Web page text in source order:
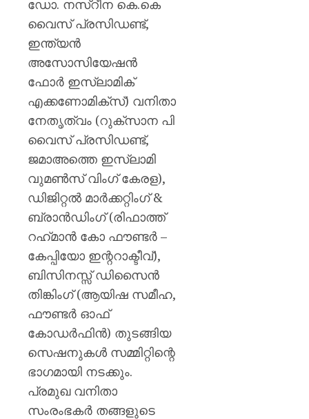
ഡോ. നസ്‌റീന കെ.കെ
വൈസ് പ്രസിഡണ്ട്‌,
ഇന്ത്യന്‍
അസോസിയേഷന്‍
ഫോര്‍ ഇസ്‌ലാമിക്
എക്കണോമിക്‌സ്‌) വനിതാ
നേതൃത്വം (റുക്‌സാന പി
വൈസ് പ്രസിഡണ്ട്,
ജമാഅത്തെ ഇസ്‌ലാമി
വുമണ്‍സ് വിംഗ് കേരള),
ഡിജിറ്റൽ മാർക്കറ്റിംഗ് &
ബ്രാൻഡിംഗ് (രിഫാത്ത്
റഹ്‌മാന്‍ കോ ഫൗണ്ടര്‍ –
കേപ്പിയോ ഇന്ററാക്ടീവ്‌),
ബിസിനസ്സ് ഡിസൈൻ
തിങ്കിംഗ് (ആയിഷ സമീഹ,
ഫൗണ്ടര്‍ ഓഫ്
കോഡര്‍ഫിന്‍) തുടങ്ങിയ
സെഷനുകൾ സമ്മിറ്റിന്റെ
ഭാഗമായി നടക്കും.
പ്രമുഖ വനിതാ
സംരംഭകർ തങ്ങളുടെ